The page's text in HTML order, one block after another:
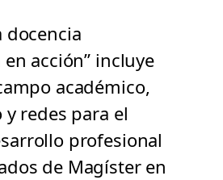
docencia
acción” incluye
académico,
redes para el
profesional
de Magíster en